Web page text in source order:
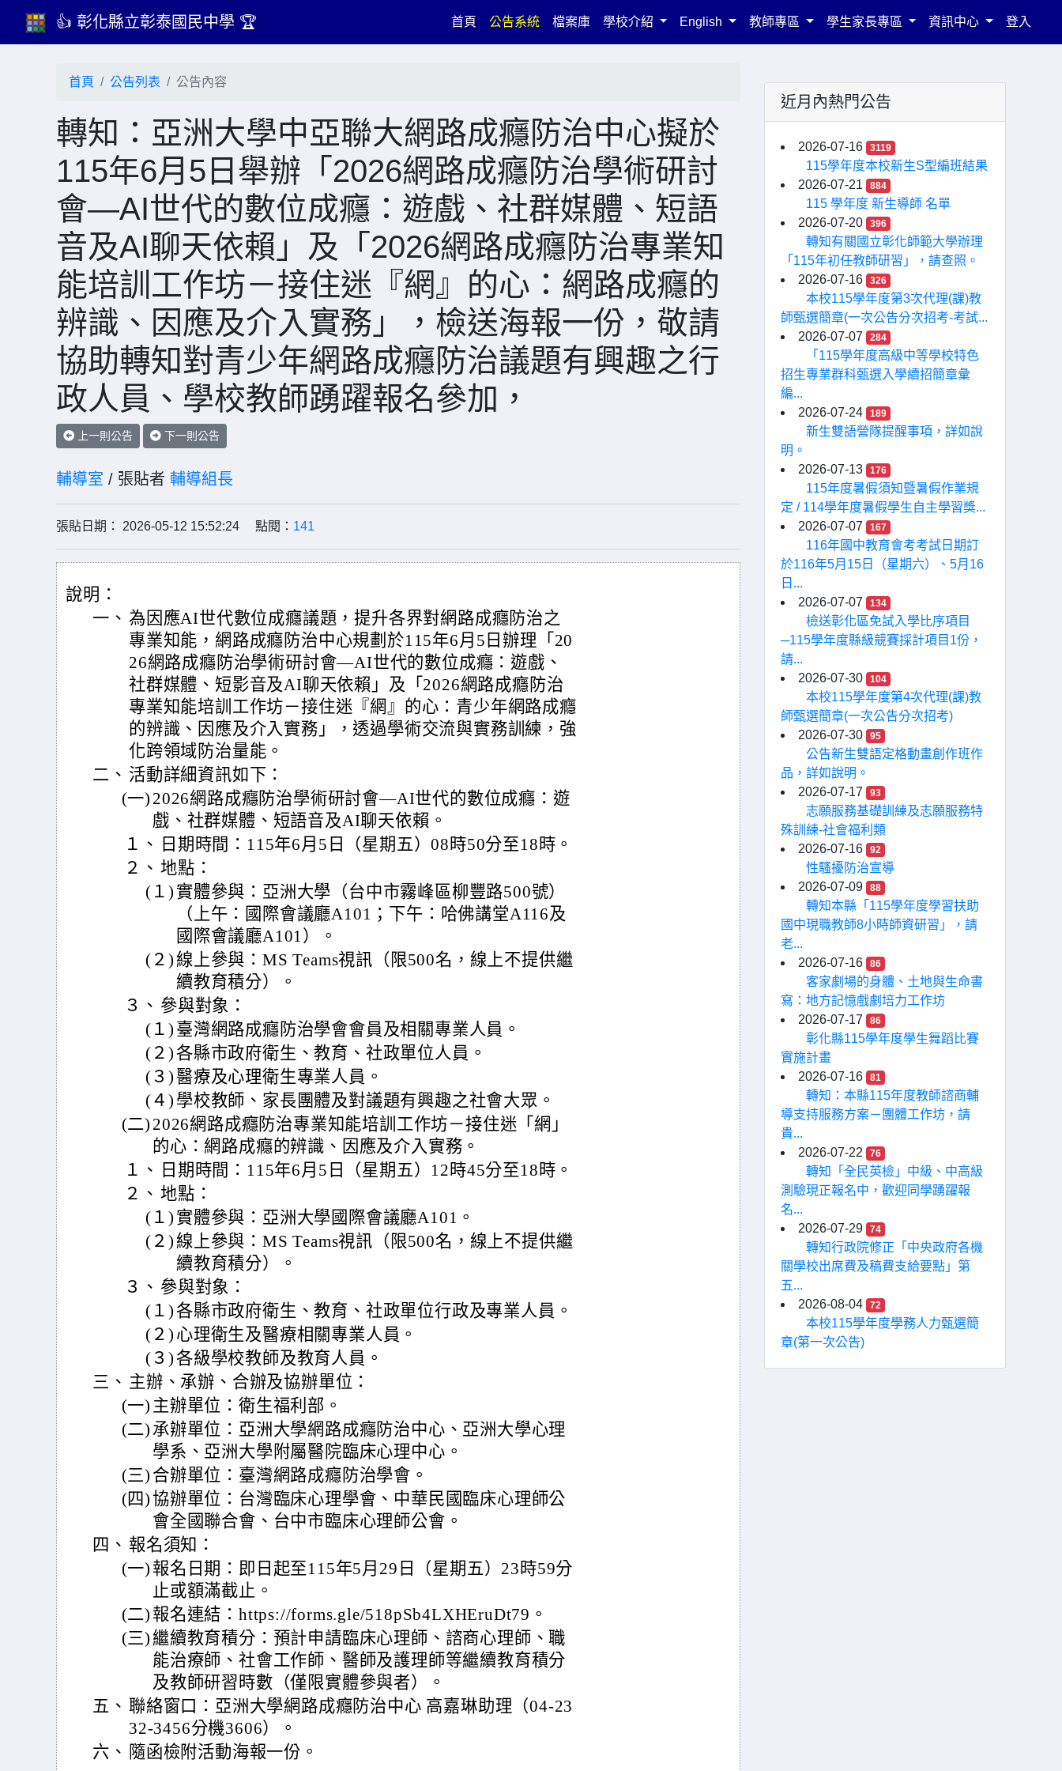
👍 彰化縣立彰泰國民中學 🏆 首頁(current)
公告系統 檔案庫 學校介紹 English 教師專區 學生家長專區 資訊中心 登入
首頁 公告列表 公告內容
轉知：亞洲大學中亞聯大網路成癮防治中心擬於
115年6月5日舉辦「2026網路成癮防治學術研討
會—AI世代的數位成癮：遊戲、社群媒體、短語
音及AI聊天依賴」及「2026網路成癮防治專業知
能培訓工作坊－接住迷『網』的心：網路成癮的
辨識、因應及介入實務」，檢送海報一份，敬請
協助轉知對青少年網路成癮防治議題有興趣之行
政人員、學校教師踴躍報名參加，
上一則公告 下一則公告
輔導室 / 張貼者 輔導組長
張貼日期： 2026-05-12 15:52:24 點閱： 141
說明：
一、 為因應AI世代數位成癮議題，提升各界對網路成癮防治之
專業知能，網路成癮防治中心規劃於115年6月5日辦理「20
26網路成癮防治學術研討會—AI世代的數位成癮：遊戲、
社群媒體、短影音及AI聊天依賴」及「2026網路成癮防治
專業知能培訓工作坊－接住迷『網』的心：青少年網路成癮
的辨識、因應及介入實務」，透過學術交流與實務訓練，強
化跨領域防治量能。
二、 活動詳細資訊如下：
(一) 2026網路成癮防治學術研討會—AI世代的數位成癮：遊
戲、社群媒體、短語音及AI聊天依賴。
１、
日期時間：115年6月5日（星期五）08時50分至18時。
２、 地點：
(１) 實體參與：亞洲大學（台中市霧峰區柳豐路500號）
（上午：國際會議廳A101；下午：哈佛講堂A116及
國際會議廳A101）。
(２)線上參與：MS Teams視訊（限500名，線上不提供繼
續教育積分）。
３、 參與對象：
(１) 臺灣網路成癮防治學會會員及相關專業人員。
(２)各縣市政府衛生、教育、社政單位人員。
(３)醫療及心理衛生專業人員。
(４) 學校教師、家長團體及對議題有興趣之社會大眾。
(二) 2026網路成癮防治專業知能培訓工作坊－接住迷「網」
的心：網路成癮的辨識、因應及介入實務。
１、
日期時間：115年6月5日（星期五）12時45分至18時。
２、 地點：
(１) 實體參與：亞洲大學國際會議廳A101。
(２)線上參與：MS Teams視訊（限500名，線上不提供繼
續教育積分）。
３、 參與對象：
(１)各縣市政府衛生、教育、社政單位行政及專業人員。
(２) 心理衛生及醫療相關專業人員。
(３)各級學校教師及教育人員。
三、 主辦、承辦、合辦及協辦單位：
(一) 主辦單位：衛生福利部。
(二) 承辦單位：亞洲大學網路成癮防治中心、亞洲大學心理
學系、亞洲大學附屬醫院臨床心理中心。
(三) 合辦單位：臺灣網路成癮防治學會。
(四)協辦單位：台灣臨床心理學會、中華民國臨床心理師公
會全國聯合會、台中市臨床心理師公會。
四、 報名須知：
(一) 報名日期：即日起至115年5月29日（星期五）23時59分
止或額滿截止。
(二) 報名連結：https://forms.gle/518pSb4LXHEruDt79。
(三) 繼續教育積分：預計申請臨床心理師、諮商心理師、職
能治療師、社會工作師、醫師及護理師等繼續教育積分
及教師研習時數（僅限實體參與者）。
五、 聯絡窗口：亞洲大學網路成癮防治中心 高嘉琳助理（04-23
32-3456分機3606）。
六、 隨函檢附活動海報一份。
近月內熱門公告
2026-07-16 3119
115學年度本校新生S型編班結果
2026-07-21
884
115 學年度 新生導師 名單
2026-07-20
396
轉知有關國立彰化師範大學辦理
「115年初任教師研習」，請查照。
2026-07-16
326
本校115學年度第3次代理(課)教
師甄選簡章(一次公告分次招考-考試...
2026-07-07
284
「115學年度高級中等學校特色
招生專業群科甄選入學續招簡章彙
編...
2026-07-24
189
新生雙語營隊提醒事項，詳如說
明。
2026-07-13
176
115年度暑假須知暨暑假作業規
定 / 114學年度暑假學生自主學習獎...
2026-07-07
167
116年國中教育會考考試日期訂
於116年5月15日（星期六）、5月16
日...
2026-07-07
134
檢送彰化區免試入學比序項目
─115學年度縣級競賽採計項目1份，
請...
2026-07-30
104
本校115學年度第4次代理(課)教
師甄選簡章(一次公告分次招考)
2026-07-30
95
公告新生雙語定格動畫創作班作
品，詳如說明。
2026-07-17
93
志願服務基礎訓練及志願服務特
殊訓練-社會福利類
2026-07-16
92
性騷擾防治宣導
2026-07-09
88
轉知本縣「115學年度學習扶助
國中現職教師8小時師資研習」，請
老...
2026-07-16
86
客家劇場的身體、土地與生命書
寫：地方記憶戲劇培力工作坊
2026-07-17
86
彰化縣115學年度學生舞蹈比賽
實施計畫
2026-07-16
81
轉知：本縣115年度教師諮商輔
導支持服務方案－團體工作坊，請
貴...
2026-07-22
76
轉知「全民英檢」中級、中高級
測驗現正報名中，歡迎同學踴躍報
名...
2026-07-29
74
轉知行政院修正「中央政府各機
關學校出席費及稿費支給要點」第
五...
2026-08-04
72
本校115學年度學務人力甄選簡
章(第一次公告)